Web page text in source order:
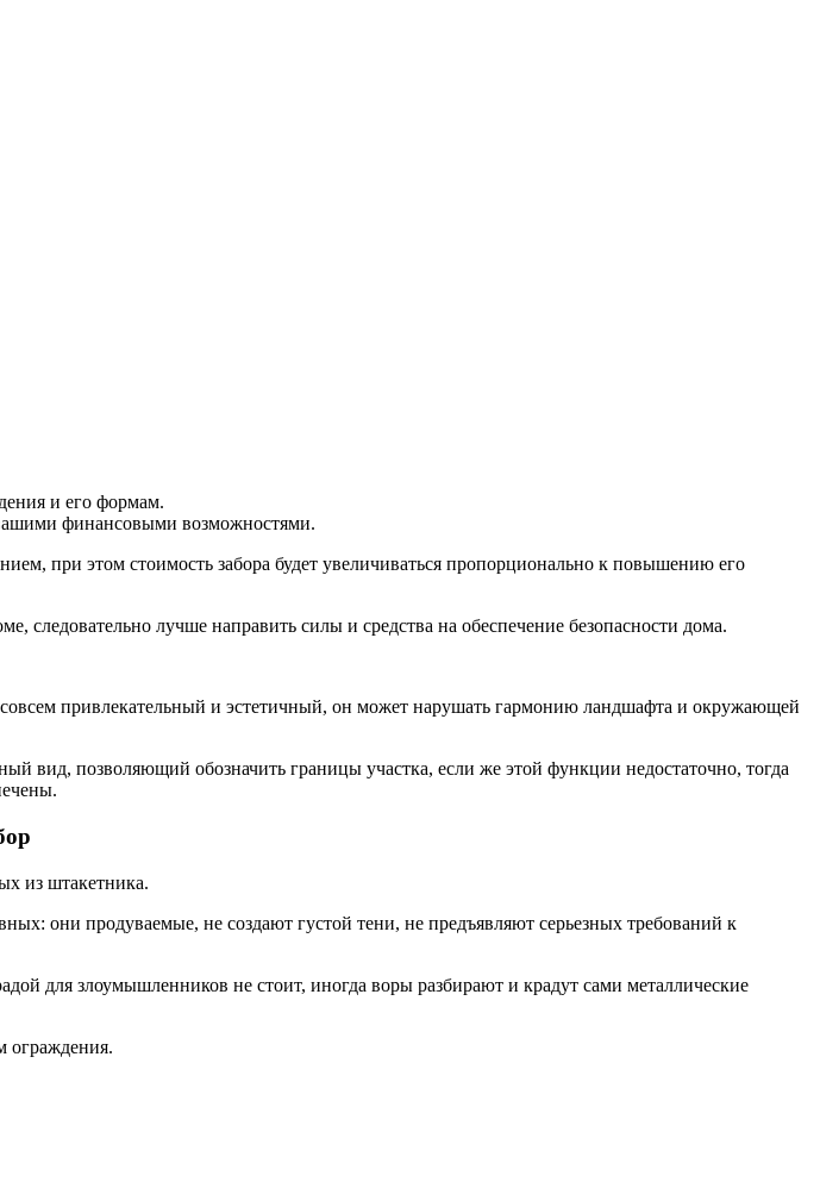
и его формам.
вашими финансовыми возможностями.
при этом стоимость забора будет увеличиваться пропорционально к повышению его
следовательно лучше направить силы и средства на обеспечение безопасности дома.
привлекательный и эстетичный, он может нарушать гармонию ландшафта и окружающей
вид, позволяющий обозначить границы участка, если же этой функции недостаточно, тогда
из штакетника.
они продуваемые, не создают густой тени, не предъявляют серьезных требований к
для злоумышленников не стоит, иногда воры разбирают и крадут сами металлические
ограждения.